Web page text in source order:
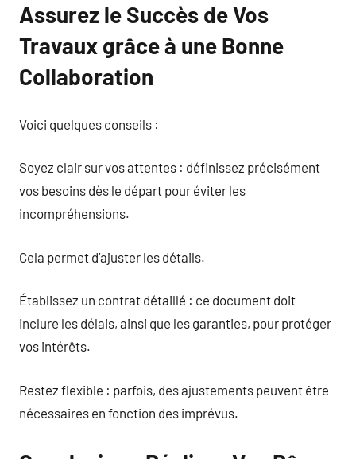
Assurez le Succès de Vos
Travaux grâce à une Bonne
Collaboration
Voici quelques conseils :
Soyez clair sur vos attentes : définissez précisément
vos besoins dès le départ pour éviter les
incompréhensions.
Cela permet d’ajuster les détails.
Établissez un contrat détaillé : ce document doit
inclure les délais, ainsi que les garanties, pour protéger
vos intérêts.
Restez flexible : parfois, des ajustements peuvent être
nécessaires en fonction des imprévus.